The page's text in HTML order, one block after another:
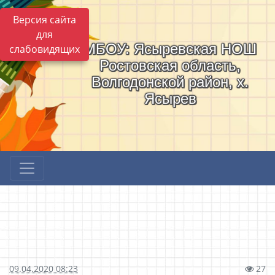
Версия сайта
для
слабовидящих
МБОУ: Ясыревская НОШ
Ростовская область,
Волгодонской район, х.
Ясырев
09.04.2020 08:23 27